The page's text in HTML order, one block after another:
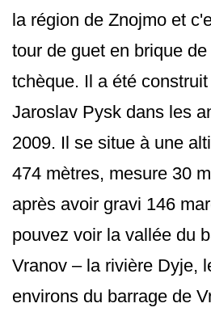
la région de Znojmo et
tour de guet en brique
tchèque. Il a été
Jaroslav Pysk dans les
2009. Il se situe à une
474 mètres, mesure 30
après avoir gravi 146
pouvez voir la vallée du
Vranov – la rivière Dyje,
environs du barrage de